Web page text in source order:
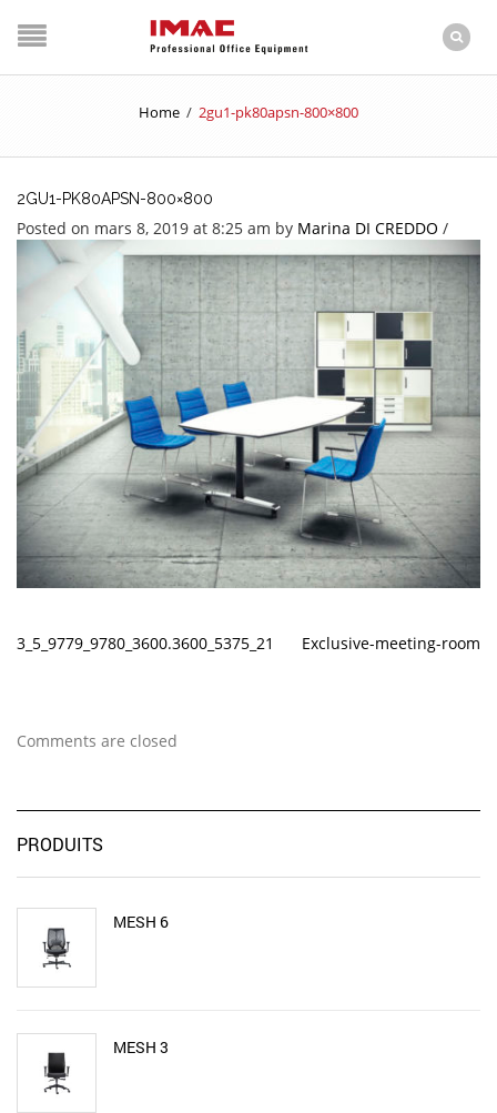
Home / 2gu1-pk80apsn-800×800
2GU1-PK80APSN-800×800
Posted on mars 8, 2019 at 8:25 am by Marina DI CREDDO /
3_5_9779_9780_3600.3600_5375_21 Exclusive-meeting-room
Comments are closed
PRODUITS
MESH 6
MESH 3